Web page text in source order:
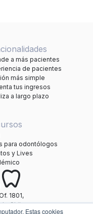
Estas cookies
1801,
Chile.
a más pacientes
de pacientes
más simple
tus ingresos
a largo plazo
para odontólogos
y Lives